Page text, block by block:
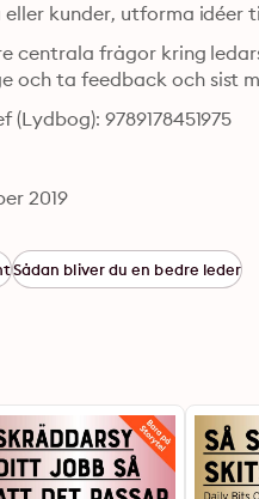
kunder, utforma
centrala frågor kring
och ta feedback och sist
9789178451975
2019
Sådan bliver du en bedre leder